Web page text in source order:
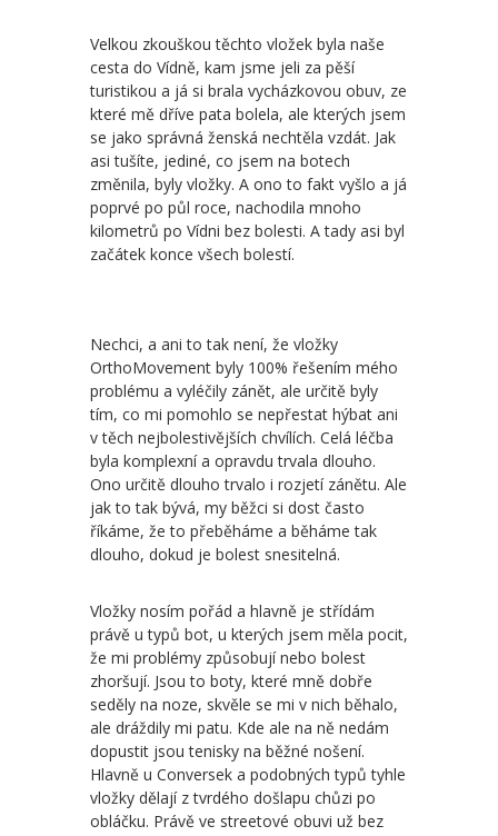
Velkou zkouškou těchto vložek byla naše
cesta do Vídně, kam jsme jeli za pěší
turistikou a já si brala vycházkovou obuv, ze
které mě dříve pata bolela, ale kterých jsem
se jako správná ženská nechtěla vzdát. Jak
asi tušíte, jediné, co jsem na botech
změnila, byly vložky. A ono to fakt vyšlo a já
poprvé po půl roce, nachodila mnoho
kilometrů po Vídni bez bolesti. A tady asi byl
začátek konce všech bolestí.
Nechci, a ani to tak není, že vložky
OrthoMovement byly 100% řešením mého
problému a vyléčily zánět, ale určitě byly
tím, co mi pomohlo se nepřestat hýbat ani
v těch nejbolestivějších chvílích. Celá léčba
byla komplexní a opravdu trvala dlouho.
Ono určitě dlouho trvalo i rozjetí zánětu. Ale
jak to tak bývá, my běžci si dost často
říkáme, že to přeběháme a běháme tak
dlouho, dokud je bolest snesitelná.
Vložky nosím pořád a hlavně je střídám
právě u typů bot, u kterých jsem měla pocit,
že mi problémy způsobují nebo bolest
zhoršují. Jsou to boty, které mně dobře
seděly na noze, skvěle se mi v nich běhalo,
ale dráždily mi patu. Kde ale na ně nedám
dopustit jsou tenisky na běžné nošení.
Hlavně u Conversek a podobných typů tyhle
vložky dělají z tvrdého došlapu chůzi po
obláčku. Právě ve streetové obuvi už bez